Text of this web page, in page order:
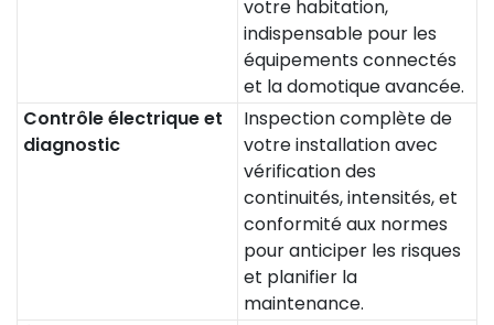
votre habitation,
indispensable pour les
équipements connectés
et la domotique avancée.
Contrôle électrique et
diagnostic
Inspection complète de
votre installation avec
vérification des
continuités, intensités, et
conformité aux normes
pour anticiper les risques
et planifier la
maintenance.